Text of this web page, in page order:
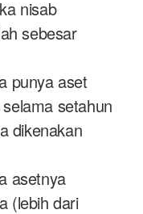
nisab
sebesar
punya aset
setahun
dikenakan
asetnya
(lebih dari